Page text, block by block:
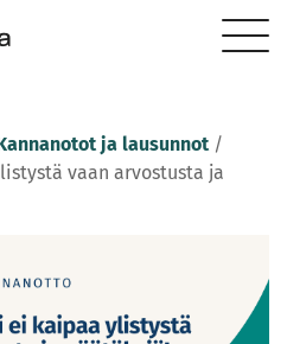
ja lausunnot /
vaan arvostusta ja